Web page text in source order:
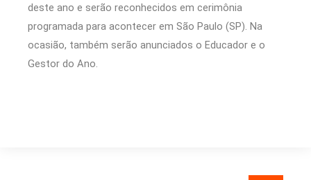
deste ano e serão reconhecidos em cerimônia
programada para acontecer em São Paulo (SP). Na
ocasião, também serão anunciados o Educador e o
Gestor do Ano.